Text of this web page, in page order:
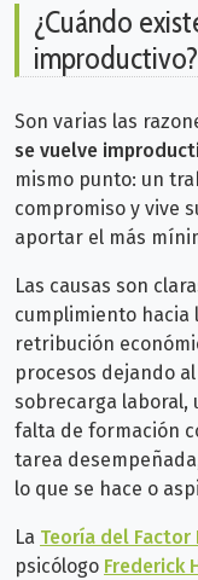
¿Cuándo
improductivo?
Son varias las
se vuelve
mismo punto: un
compromiso y vive
aportar el más
Las causas son
cumplimiento hacia
retribución
procesos dejando
sobrecarga laboral,
falta de formación
tarea
lo que se hace o
La Teoría del Factor
psicólogo Frederick